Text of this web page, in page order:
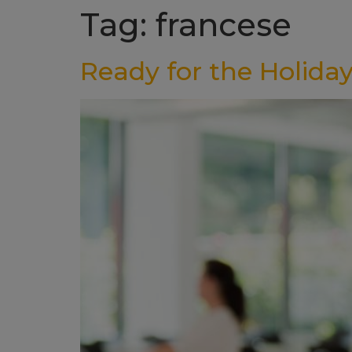
Tag: francese
Ready for the